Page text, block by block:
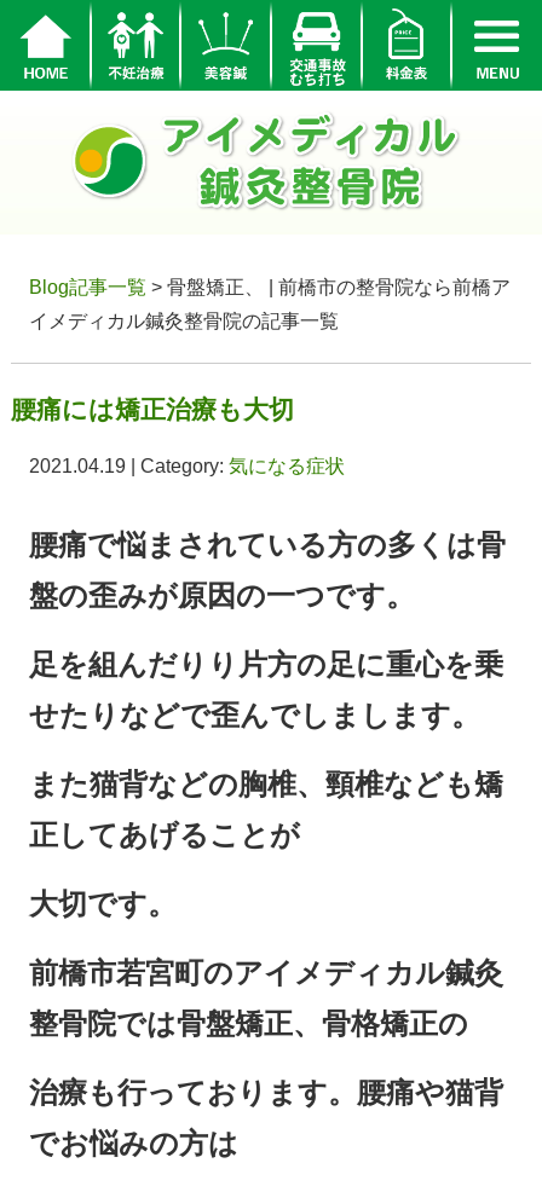
Blog記事一覧 > 骨盤矯正、 | 前橋市の整骨院なら前橋ア
イメディカル鍼灸整骨院の記事一覧
腰痛には矯正治療も大切
2021.04.19 | Category: 気になる症状
腰痛で悩まされている方の多くは骨
盤の歪みが原因の一つです。
足を組んだりり片方の足に重心を乗
せたりなどで歪んでしまします。
また猫背などの胸椎、頸椎なども矯
正してあげることが
大切です。
前橋市若宮町のアイメディカル鍼灸
整骨院では骨盤矯正、骨格矯正の
治療も行っております。腰痛や猫背
でお悩みの方は